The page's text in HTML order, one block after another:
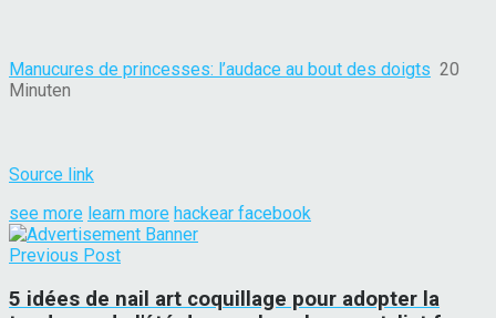
Manucures de princesses: l’audace au bout des doigts 20
Minuten
Source link
see more learn more hackear facebook
Previous Post
5 idées de nail art coquillage pour adopter la